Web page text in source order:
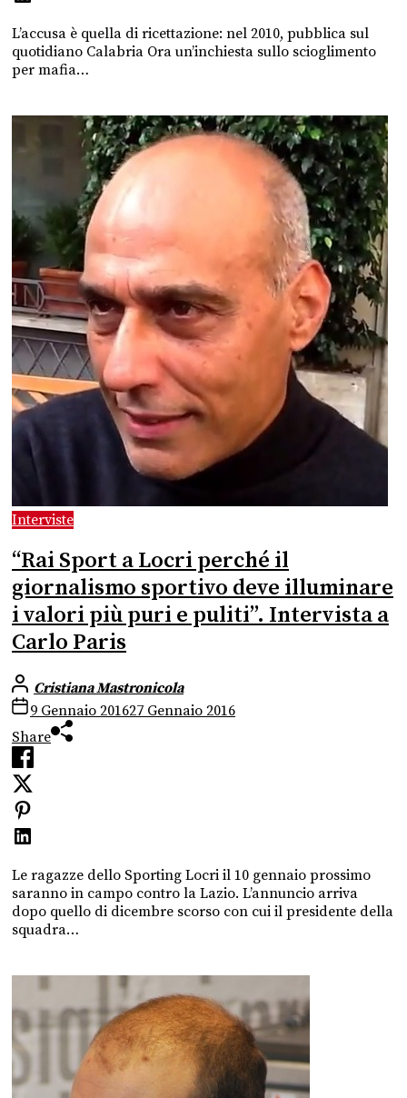
L’accusa è quella di ricettazione: nel 2010, pubblica sul
quotidiano Calabria Ora un’inchiesta sullo scioglimento
per mafia…
Interviste
“Rai Sport a Locri perché il
giornalismo sportivo deve illuminare
i valori più puri e puliti”. Intervista a
Carlo Paris
Cristiana Mastronicola
9 Gennaio 201627 Gennaio 2016
Share
Le ragazze dello Sporting Locri il 10 gennaio prossimo
saranno in campo contro la Lazio. L’annuncio arriva
dopo quello di dicembre scorso con cui il presidente della
squadra…